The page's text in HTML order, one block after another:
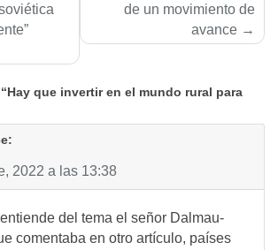
de un movimiento de
avance
que invertir en el mundo rural para
2022 a las 13:38
del tema el señor Dalmau-
comentaba en otro artículo, países